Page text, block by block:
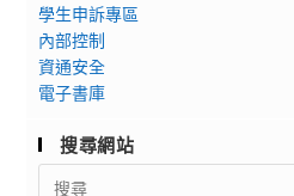
學生申訴專區
內部控制
資通安全
電子書庫
搜尋網站
Search